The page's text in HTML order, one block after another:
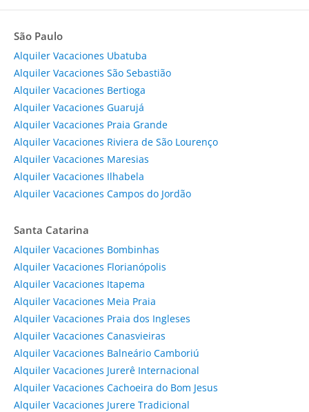
São Paulo
Alquiler Vacaciones Ubatuba
Alquiler Vacaciones São Sebastião
Alquiler Vacaciones Bertioga
Alquiler Vacaciones Guarujá
Alquiler Vacaciones Praia Grande
Alquiler Vacaciones Riviera de São Lourenço
Alquiler Vacaciones Maresias
Alquiler Vacaciones Ilhabela
Alquiler Vacaciones Campos do Jordão
Santa Catarina
Alquiler Vacaciones Bombinhas
Alquiler Vacaciones Florianópolis
Alquiler Vacaciones Itapema
Alquiler Vacaciones Meia Praia
Alquiler Vacaciones Praia dos Ingleses
Alquiler Vacaciones Canasvieiras
Alquiler Vacaciones Balneário Camboriú
Alquiler Vacaciones Jurerê Internacional
Alquiler Vacaciones Cachoeira do Bom Jesus
Alquiler Vacaciones Jurere Tradicional